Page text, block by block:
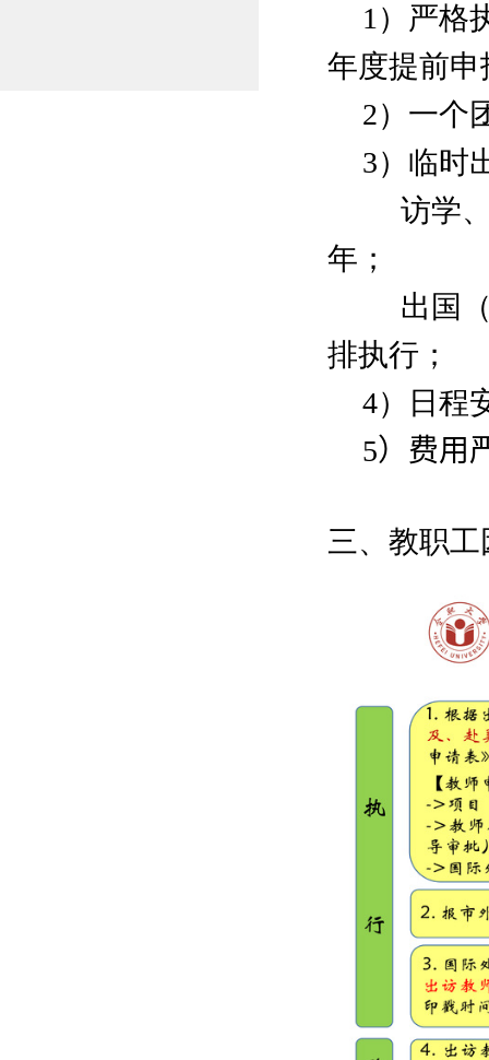
1 ）严格
年度提前申
2）一个
3）临时
访学、
年；
出国（
排执行；
4）日程
5）费用
三、教职